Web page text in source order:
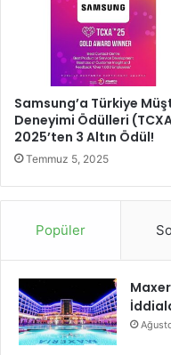
ü
c
a
d
Samsung’a Türkiye
Deneyimi Ödülleri
2025’ten 3 Altın Ödül!
Temmuz 5, 2025
Popüler